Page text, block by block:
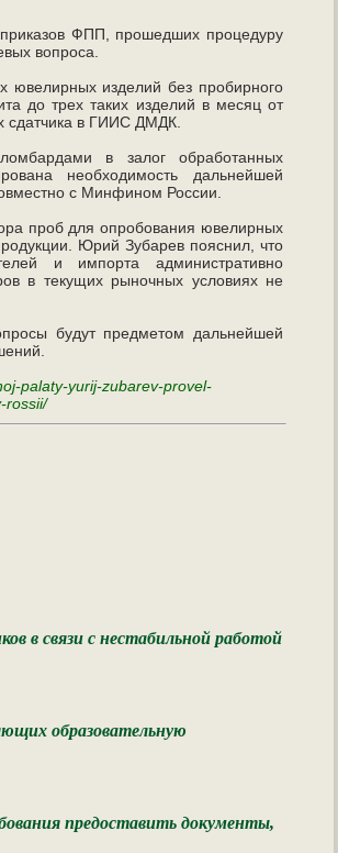
ФПП, прошедших процедуру
вопроса.
ювелирных изделий без пробирного
до трех таких изделий в месяц от
сдатчика в ГИИС ДМДК.
в залог обработанных
необходимость дальнейшей
с Минфином России.
проб для опробования ювелирных
Юрий Зубарев пояснил, что
и импорта административно
в текущих рыночных условиях не
будут предметом дальнейшей
palaty-yurij-zubarev-provel-
rossii/
в связи с нестабильной работой
образовательную
предоставить документы,